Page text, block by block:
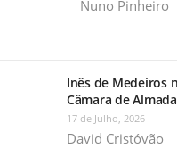
Nuno Pinheiro
Inês de Medeiros
Câmara de Almada
17 de Julho, 2026
David Cristóvão